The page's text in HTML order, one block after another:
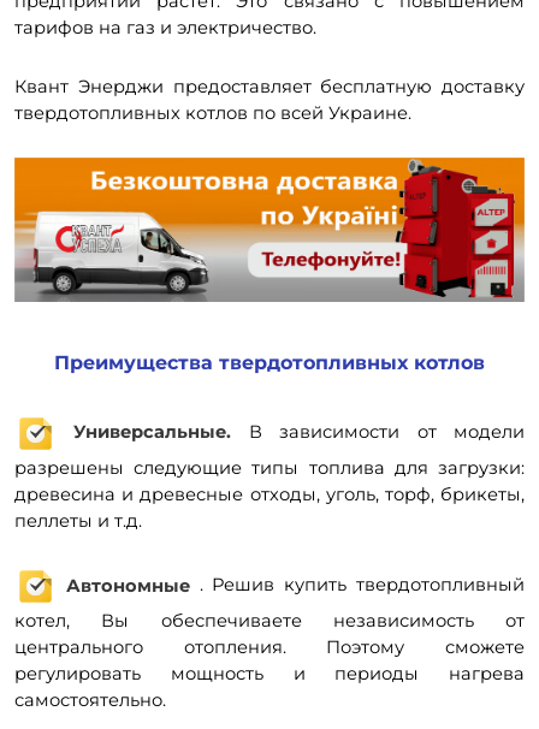
тарифов на газ и электричество.
Квант Энерджи предоставляет бесплатную доставку
твердотопливных котлов по всей Украине.
Преимущества твердотопливных котлов
Универсальные. В зависимости от модели
разрешены следующие типы топлива для загрузки:
древесина и древесные отходы, уголь, торф, брикеты,
пеллеты и т.д.
Автономные. Решив купить твердотопливный
котел, Вы обеспечиваете независимость от
центрального отопления. Поэтому сможете
регулировать мощность и периоды нагрева
самостоятельно.